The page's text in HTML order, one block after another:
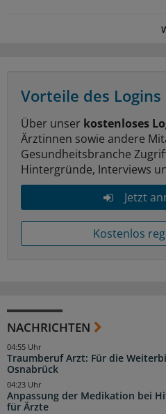
Vorteile des Logins
Über unser kostenloses
Ärztinnen sowie andere
Gesundheitsbranche
Hintergründe, Interviews
Jetzt
Kostenlos
NACHRICHTEN
Traumberuf Arzt: Für die
Osnabrück
04:55 Uhr
Anpassung der Medikation bei
für Ärzte
04:23 Uhr